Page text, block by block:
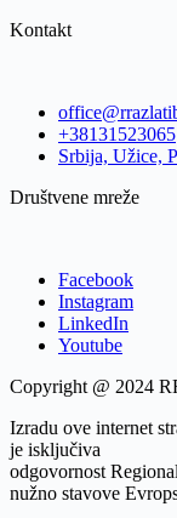
Kontakt
+38131523065
Srbija, Užice,
Društvene mreže
Facebook
Instagram
LinkedIn
Youtube
Copyright @ 2024
Izradu ove internet
je isključiva
odgovornost
nužno stavove